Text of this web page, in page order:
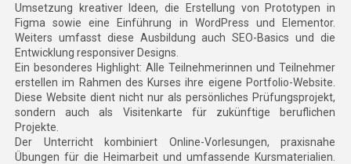
Umsetzung kreativer Ideen, die Erstellung von Prototypen in
Figma sowie eine Einführung in WordPress und Elementor.
Weiters umfasst diese Ausbildung auch SEO-Basics und die
Entwicklung responsiver Designs.
Ein besonderes Highlight: Alle Teilnehmerinnen und Teilnehmer
erstellen im Rahmen des Kurses ihre eigene Portfolio-Website.
Diese Website dient nicht nur als persönliches Prüfungsprojekt,
sondern auch als Visitenkarte für zukünftige beruflichen
Projekte.
Der Unterricht kombiniert Online-Vorlesungen, praxisnahe
Übungen für die Heimarbeit und umfassende Kursmaterialien.